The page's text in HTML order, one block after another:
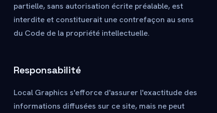
partielle, sans autorisation écrite préalable, est
interdite et constituerait une contrefaçon au sens
du Code de la propriété intellectuelle.
Responsabilité
Local Graphics s'efforce d'assurer l'exactitude des
informations diffusées sur ce site, mais ne peut